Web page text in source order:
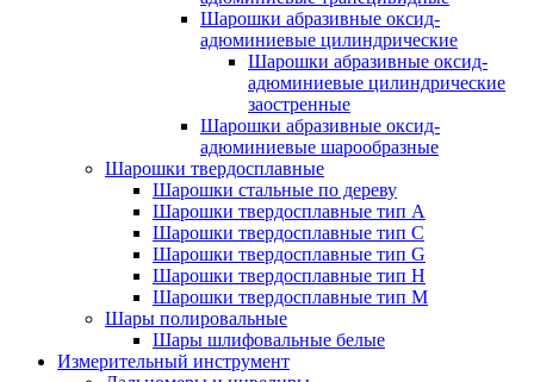
Шарошки абразивные оксид-
адюминиевые цилиндрические
Шарошки абразивные оксид-
адюминиевые цилиндрические
заостренные
Шарошки абразивные оксид-
адюминиевые шарообразные
Шарошки твердосплавные
Шарошки стальные по дереву
Шарошки твердосплавные тип A
Шарошки твердосплавные тип C
Шарошки твердосплавные тип G
Шарошки твердосплавные тип H
Шарошки твердосплавные тип M
Шары полировальные
Шары шлифовальные белые
Измерительный инструмент